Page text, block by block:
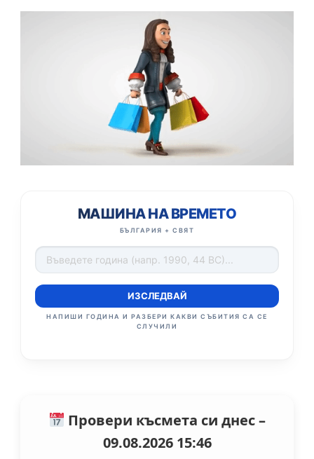
МАШИНА НА ВРЕМЕТО
БЪЛГАРИЯ + СВЯТ
ИЗСЛЕДВАЙ
НАПИШИ ГОДИНА И РАЗБЕРИ КАКВИ СЪБИТИЯ СА СЕ
СЛУЧИЛИ
Провери късмета си днес –
09.08.2026 15:46